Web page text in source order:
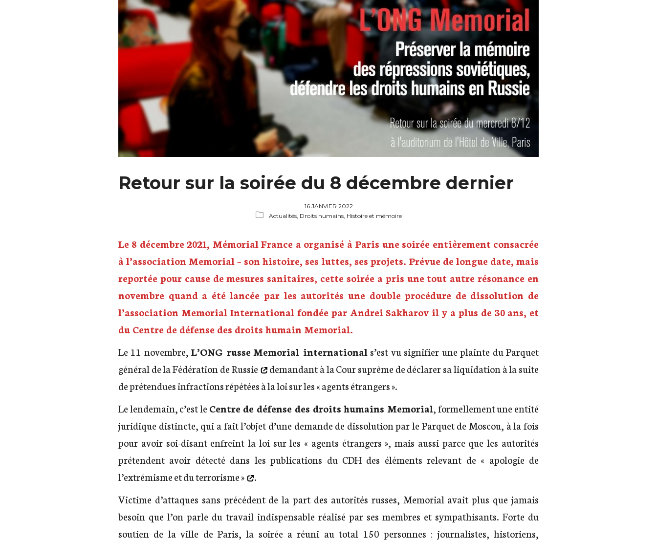
Retour sur la soirée du 8 décembre dernier
16 JANVIER 2022
Actualités, Droits humains, Histoire et mémoire
Le 8 décembre 2021, Mémorial France a organisé à Paris une soirée entièrement consacrée
à l’association Memorial – son histoire, ses luttes, ses projets. Prévue de longue date, mais
reportée pour cause de mesures sanitaires, cette soirée a pris une tout autre résonance en
novembre quand a été lancée par les autorités une double procédure de dissolution de
l’association Memorial International fondée par Andrei Sakharov il y a plus de 30 ans, et
du Centre de défense des droits humain Memorial.
Le 11 novembre,L’ONG russe Memorial internationals’est vu signifier une plainte du Parquet
général de la Fédération de Russie
demandant à la Cour suprême de déclarer sa liquidation à la suite
de prétendues infractions répétées à la loi sur les « agents étrangers ».
Le lendemain, c’est leCentre de défense des droits humains Memorial, formellement une entité
juridique distincte, qui a fait l’objet d’une demande de dissolution par le Parquet de Moscou, à la fois
pour avoir soi-disant enfreint la loi sur les « agents étrangers », mais aussi parce que les autorités
prétendent avoir détecté dans les publications du CDH des éléments relevant de« apologie de
l’extrémisme et du terrorisme »
.
Victime d’attaques sans précédent de la part des autorités russes, Memorial avait plus que jamais
besoin que l’on parle du travail indispensable réalisé par ses membres et sympathisants. Forte du
soutien de la ville de Paris, la soirée a réuni au total 150 personnes : journalistes, historiens,